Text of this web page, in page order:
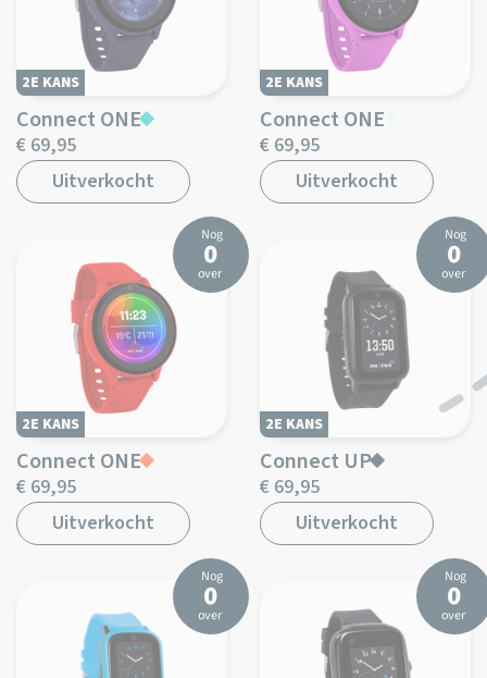
2E KANS
Connect ONE
€ 69,95
Uitverkocht
2E KANS
Connect ONE
€ 69,95
Uitverkocht
Nog
0
over
2E KANS
Connect ONE
€ 69,95
Uitverkocht
Nog
0
over
2E KANS
Connect UP
€ 69,95
Uitverkocht
Nog
0
over
Nog
0
over